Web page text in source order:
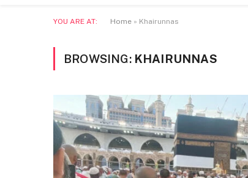
YOU ARE AT: Home » Khairunnas
BROWSING: KHAIRUNNAS